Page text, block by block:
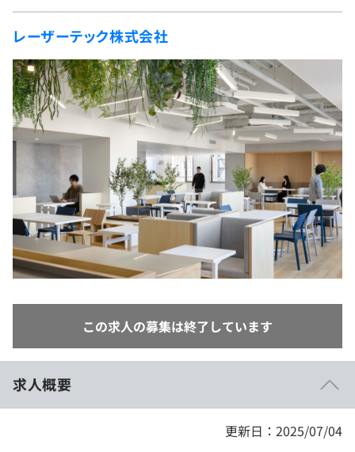
新卒エージェント
イベント・セミナー
インタビュー
4択課題
ナレッジ
リファレンス
個人向けプラン
法人向けプラン
学校向けプラン
評価結果一覧
再チャレンジ結果一覧
Tech Team Journal
paiza times
note
paizaとは？
レーザーテック株式会社
この求人の募集は終了しています
求人概要
更新日：2025/07/04